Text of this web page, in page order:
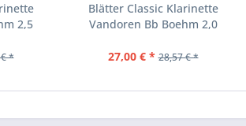
2,5
*
Blätter Classic Klarinette
Vandoren Bb Boehm 2,0
27,00 € * 28,57 € *